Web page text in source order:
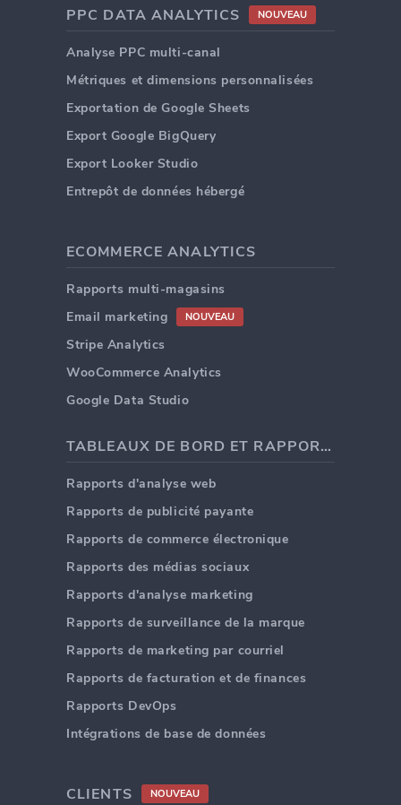
PPC DATA ANALYTICS NOUVEAU
Analyse PPC multi-canal
Métriques et dimensions personnalisées
Exportation de Google Sheets
Export Google BigQuery
Export Looker Studio
Entrepôt de données hébergé
ECOMMERCE ANALYTICS
Rapports multi-magasins
Email marketing
NOUVEAU
Stripe Analytics
WooCommerce Analytics
Google Data Studio
TABLEAUX DE BORD ET RAPPORTS
Rapports d'analyse web
Rapports de publicité payante
Rapports de commerce électronique
Rapports des médias sociaux
Rapports d'analyse marketing
Rapports de surveillance de la marque
Rapports de marketing par courriel
Rapports de facturation et de finances
Rapports DevOps
Intégrations de base de données
CLIENTS NOUVEAU